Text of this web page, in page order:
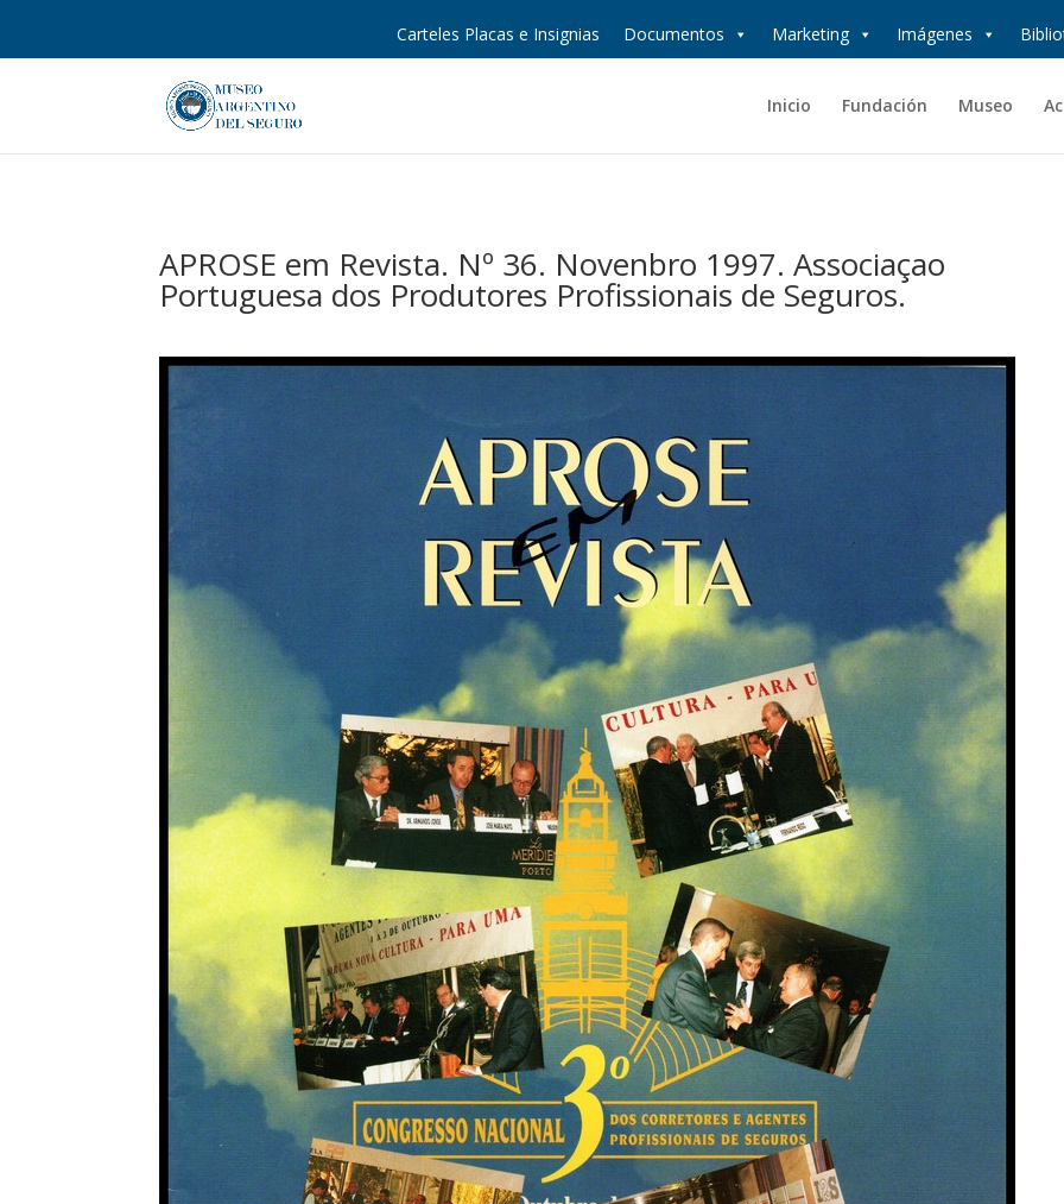
Carteles Placas e Insignias Documentos Marketing Imágenes
Inicio Fundación Museo
APROSE em Revista. Nº 36. Novenbro 1997. Associaçao
Portuguesa dos Produtores Profissionais de Seguros.